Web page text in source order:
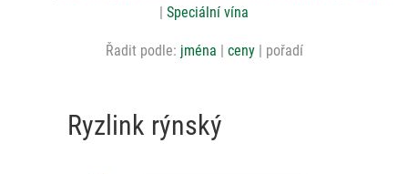
Speciální vína
Řadit podle: jména ceny pořadí
Ryzlink rýnský